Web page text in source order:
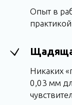
Опыт в
Никаких
0,03 мм